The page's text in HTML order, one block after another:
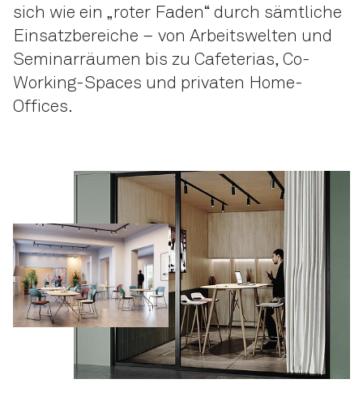
sich wie ein „roter Faden“ durch sämtliche
Einsatzbereiche – von Arbeitswelten und
Seminar­räumen bis zu Cafeterias, Co-
Working-Spaces und privaten Home-
Offices.